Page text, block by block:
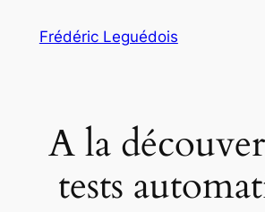
Frédéric Leguédois
A la
tests